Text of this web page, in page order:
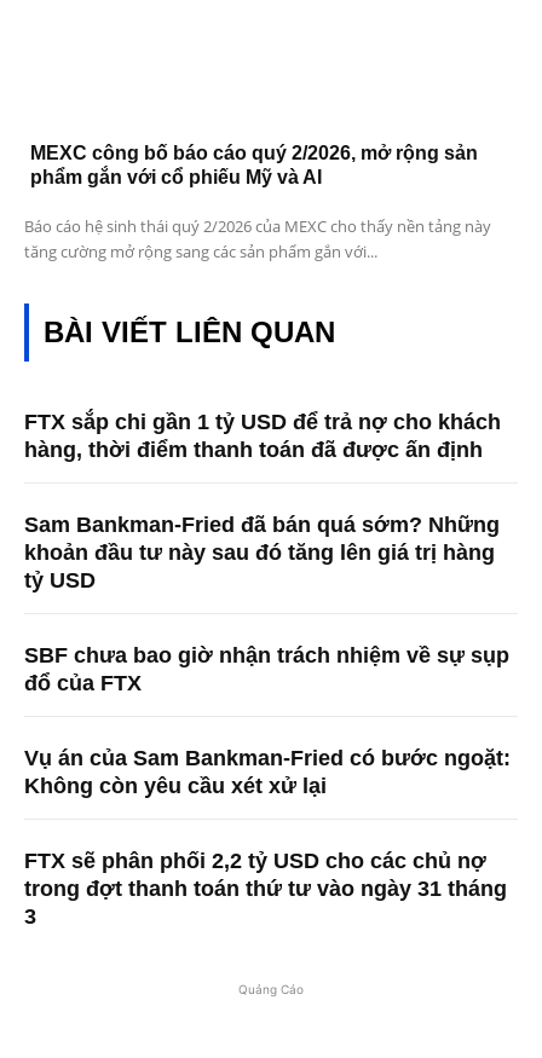
MEXC công bố báo cáo quý 2/2026, mở rộng sản
phẩm gắn với cổ phiếu Mỹ và AI
Báo cáo hệ sinh thái quý 2/2026 của MEXC cho thấy nền tảng này
tăng cường mở rộng sang các sản phẩm gắn với...
BÀI VIẾT LIÊN QUAN
FTX sắp chi gần 1 tỷ USD để trả nợ cho khách
hàng, thời điểm thanh toán đã được ấn định
Sam Bankman-Fried đã bán quá sớm? Những
khoản đầu tư này sau đó tăng lên giá trị hàng
tỷ USD
SBF chưa bao giờ nhận trách nhiệm về sự sụp
đổ của FTX
Vụ án của Sam Bankman-Fried có bước ngoặt:
Không còn yêu cầu xét xử lại
FTX sẽ phân phối 2,2 tỷ USD cho các chủ nợ
trong đợt thanh toán thứ tư vào ngày 31 tháng
3
Quảng Cáo